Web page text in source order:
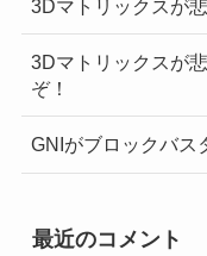
3Dマトリックスが
3Dマトリックスが
ぞ！
GNIがブロックバス
最近のコメント